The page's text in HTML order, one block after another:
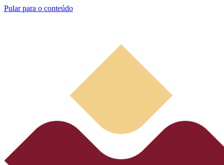
Pular para o conteúdo